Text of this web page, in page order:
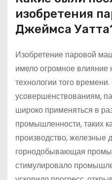
изобретения
Джеймса
Изобретение паровой
имело огромное
технологии того
усовершенствованиям,
широко применяться в
промышленности, таких
производство, железные
горнодобывающая
стимулировало